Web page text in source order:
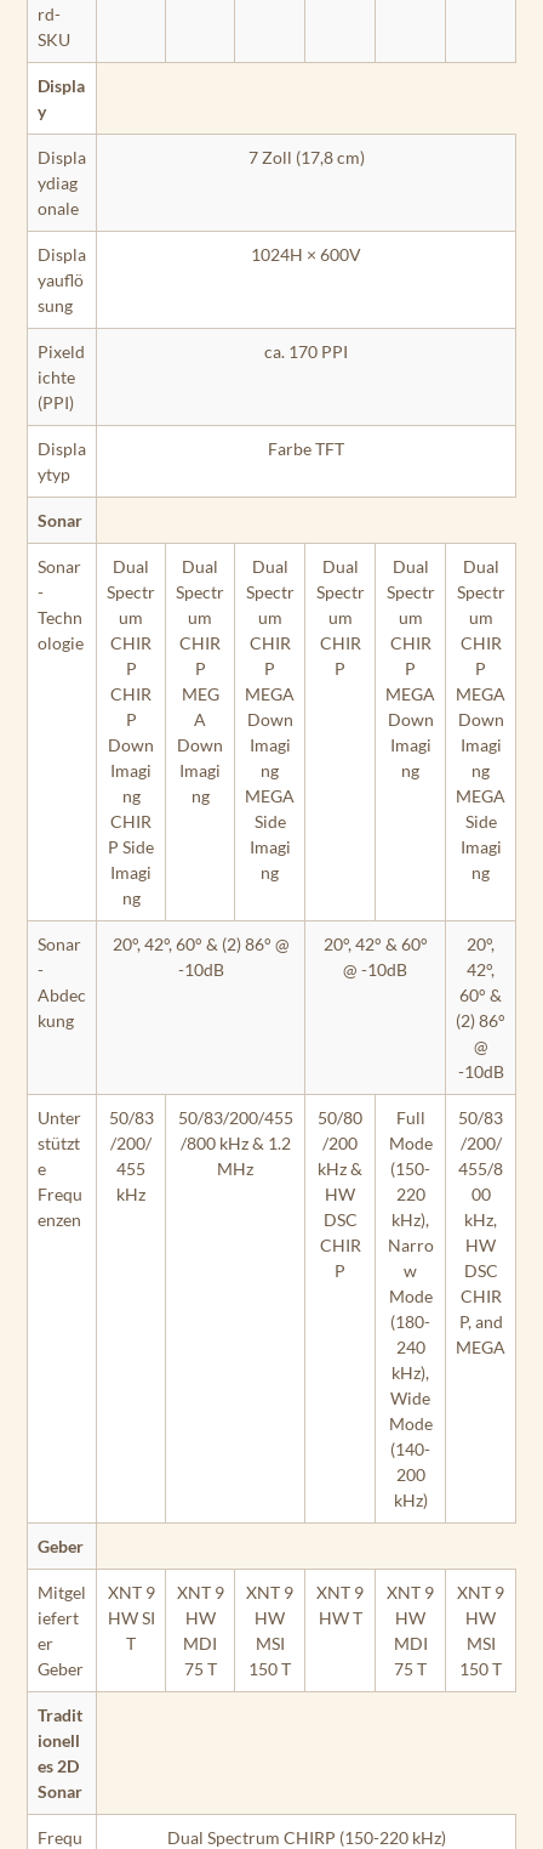
rd-
SKU
Displa
y
Displa
ydiag
onale
7 Zoll (17,8 cm)
Displa
yauflö
sung
1024H × 600V
Pixeld
ichte
(PPI)
ca. 170 PPI
Displa
ytyp
Farbe TFT
Sonar
Sonar
-
Techn
ologie
Dual
Spectr
um
CHIR
P
CHIR
P
Down
Imagi
ng
CHIR
P Side
Imagi
ng
Dual
Spectr
um
CHIR
P
MEG
A
Down
Imagi
ng
Dual
Spectr
um
CHIR
P
MEGA
Down
Imagi
ng
MEGA
Side
Imagi
ng
Dual
Spectr
um
CHIR
P
Dual
Spectr
um
CHIR
P
MEGA
Down
Imagi
ng
Dual
Spectr
um
CHIR
P
MEGA
Down
Imagi
ng
MEGA
Side
Imagi
ng
Sonar
-
Abdec
kung
20°, 42°, 60° & (2) 86° @
-10dB
20°, 42° & 60°
@ -10dB
20°,
42°,
60° &
(2) 86°
@
-10dB
Unter
stützt
e
Frequ
enzen
50/83
/200/
455
kHz
50/83/200/455
/800 kHz & 1.2
MHz
50/80
/200
kHz &
HW
DSC
CHIR
P
Full
Mode
(150-
220
kHz),
Narro
w
Mode
(180-
240
kHz),
Wide
Mode
(140-
200
kHz)
50/83
/200/
455/8
00
kHz,
HW
DSC
CHIR
P, and
MEGA
Geber
Mitgel
iefert
er
Geber
XNT 9
HW SI
T
XNT 9
HW
MDI
75 T
XNT 9
HW
MSI
150 T
XNT 9
HW T
XNT 9
HW
MDI
75 T
XNT 9
HW
MSI
150 T
Tradit
ionell
es 2D
Sonar
Frequ Dual Spectrum CHIRP (150-220 kHz)